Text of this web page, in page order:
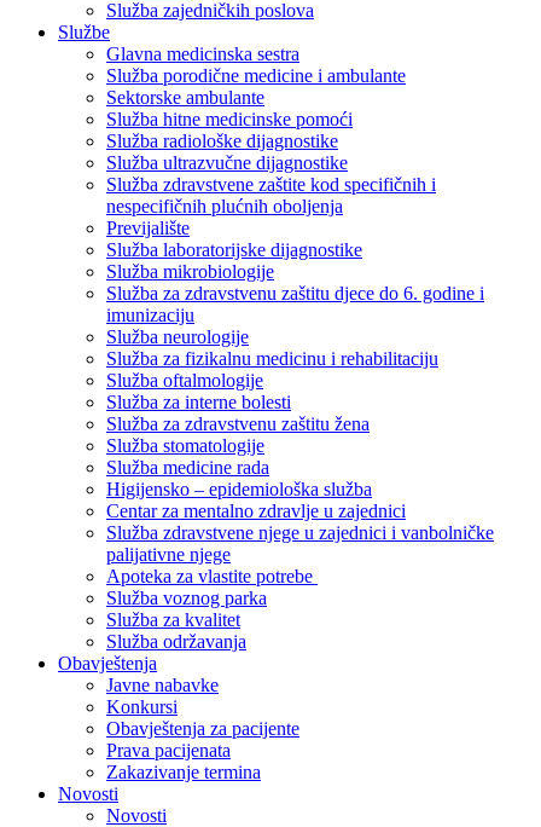
Služba zajedničkih poslova
Službe
Glavna medicinska sestra
Služba porodične medicine i ambulante
Sektorske ambulante
Služba hitne medicinske pomoći
Služba radiološke dijagnostike
Služba ultrazvučne dijagnostike
Služba zdravstvene zaštite kod specifičnih i
nespecifičnih plućnih oboljenja
Previjalište
Služba laboratorijske dijagnostike
Služba mikrobiologije
Služba za zdravstvenu zaštitu djece do 6. godine i
imunizaciju
Služba neurologije
Služba za fizikalnu medicinu i rehabilitaciju
Služba oftalmologije
Služba za interne bolesti
Služba za zdravstvenu zaštitu žena
Služba stomatologije
Služba medicine rada
Higijensko – epidemiološka služba
Centar za mentalno zdravlje u zajednici
Služba zdravstvene njege u zajednici i vanbolničke
palijativne njege
Apoteka za vlastite potrebe
Služba voznog parka
Služba za kvalitet
Služba održavanja
Obavještenja
Javne nabavke
Konkursi
Obavještenja za pacijente
Prava pacijenata
Zakazivanje termina
Novosti
Novosti